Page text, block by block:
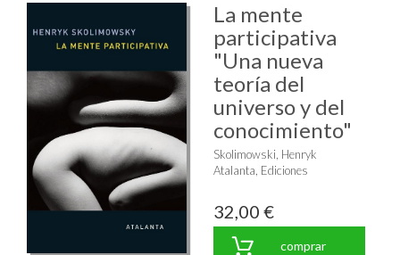
La mente
participativa
"Una nueva
teoría del
universo y del
conocimiento"
Skolimowski, Henryk
Atalanta, Ediciones
32,00 €
comprar